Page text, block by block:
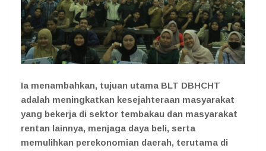
Ia menambahkan, tujuan utama BLT DBHCHT
adalah meningkatkan kesejahteraan masyarakat
yang bekerja di sektor tembakau dan masyarakat
rentan lainnya, menjaga daya beli, serta
memulihkan perekonomian daerah, terutama di